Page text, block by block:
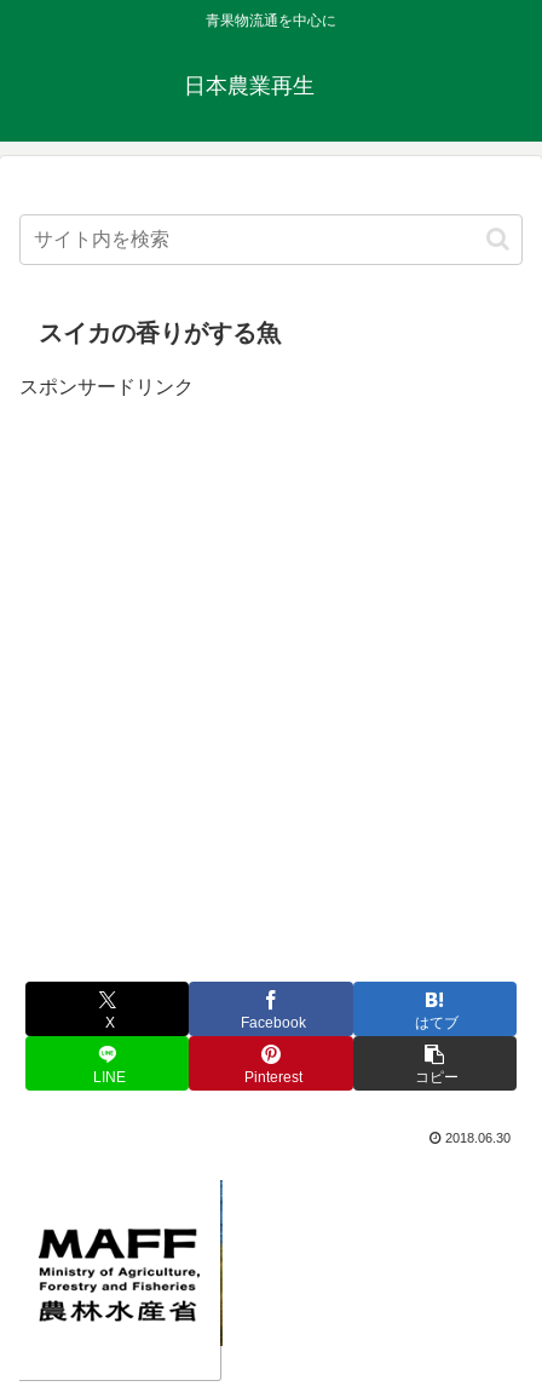
青果物流通を中心に
日本農業再生
スイカの香りがする魚
スポンサードリンク
X Facebook はてブ
LINE Pinterest コピー
2018.06.30